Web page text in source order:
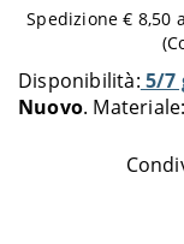
Disponibilità: 5/7
Nuovo Materiale:
aggiungere
carrello
Spedizione € 8,50